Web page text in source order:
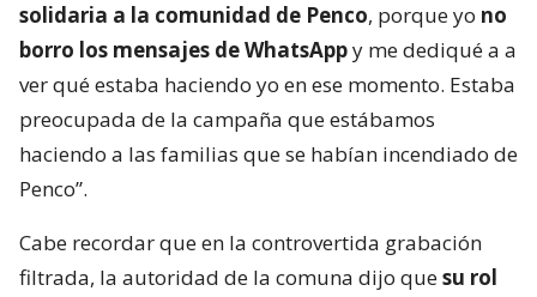
solidaria a la comunidad de Penco, porque yo no
borro los mensajes de WhatsAppy me dediqué a a
ver qué estaba haciendo yo en ese momento. Estaba
preocupada de la campaña que estábamos
haciendo a las familias que se habían incendiado de
Penco”.
Cabe recordar que en la controvertida grabación
filtrada, la autoridad de la comuna dijo quesu rol